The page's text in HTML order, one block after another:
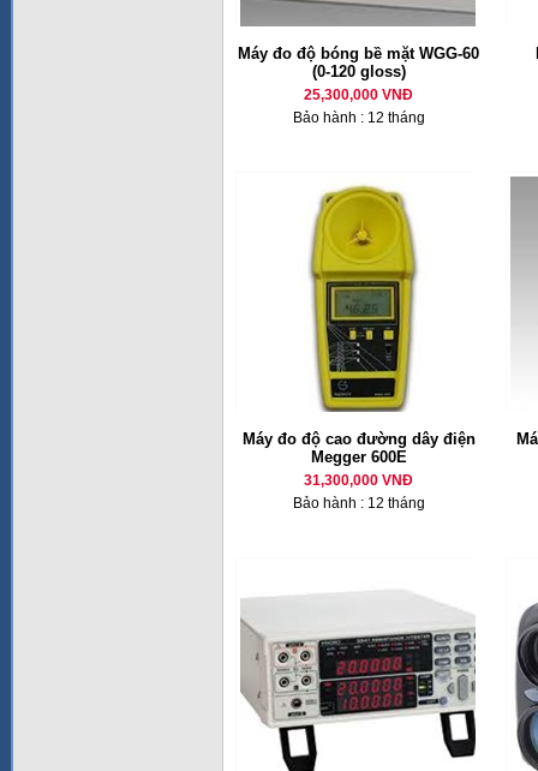
Máy đo độ bóng bề mặt WGG-60
(0-120 gloss)
25,300,000 VNĐ
Bảo hành : 12 tháng
Máy đo độ cao đường dây điện
Megger 600E
31,300,000 VNĐ
Bảo hành : 12 tháng